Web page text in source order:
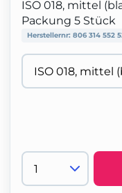
ISO 018, mittel
Packung 5 Stück
Herstellernr: 806 314 552